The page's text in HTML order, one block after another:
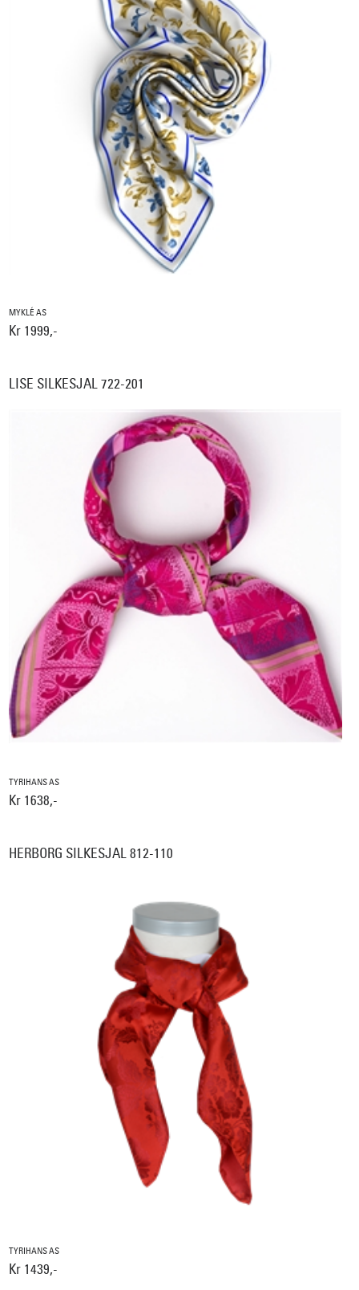
MYKLÉ AS
Kr 1999,-
LISE SILKESJAL 722-201
TYRIHANS AS
Kr 1638,-
HERBORG SILKESJAL 812-110
TYRIHANS AS
Kr 1439,-